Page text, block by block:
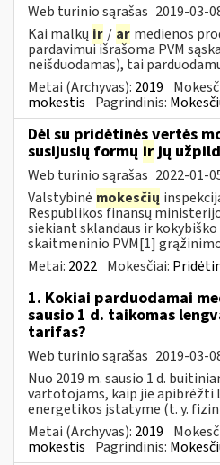
Web turinio sąrašas 2019-03-
Kai malkų ir / ar medienos
pardavimui išrašoma PVM
neišduodamas), tai
Metai (Archyvas): 2019
mokestis Pagrindinis:
Dėl su pridėtinės vertės
susijusių formų irjų
Web turinio sąrašas 2022-01-
Valstybinė mokesčių
Respublikos finansų
siekiant sklandaus ir
skaitmeninio PVM[1]
Metai: 2022 Mokesčiai:
1. Kokiai parduodamai
sausio 1 d. taikomas
tarifas?
Web turinio sąrašas 2019-03-
Nuo 2019 m. sausio 1 d.
vartotojams, kaip jie apibrėžti
energetikos įstatyme (t. y.
Metai (Archyvas): 2019
mokestis Pagrindinis: